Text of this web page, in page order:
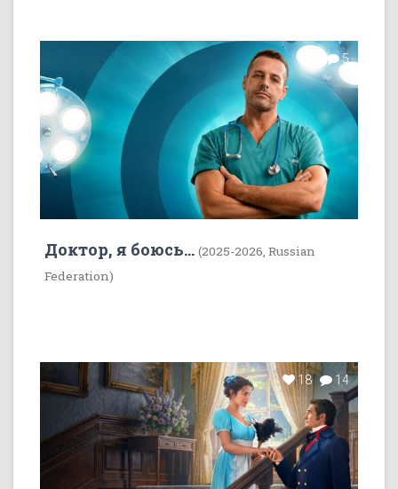
7 5
Доктор, я боюсь... (2025-2026, Russian
Federation)
18 14